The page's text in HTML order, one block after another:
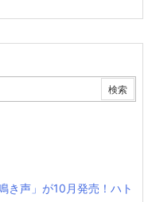
き声」が10月発売！ハト